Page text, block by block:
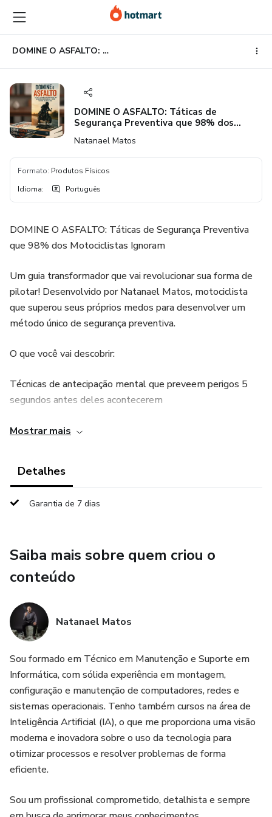
para
o
conteúdo
principal
para
o
pagamento
para
o
rodapé
DOMINE O ASFALTO: Táticas de Segurança Preventiva que 98% dos Motociclistas Ignoram - E Como Isso Pode Salvar Sua Vida
DOMINE O ASFALTO: Táticas de
Segurança Preventiva que 98% dos
Salvar Sua Vida
Natanael Matos
Formato: Produtos Físicos
Idioma: Português
DOMINE O ASFALTO: Táticas de Segurança Preventiva
que 98% dos Motociclistas Ignoram
Um guia transformador que vai revolucionar sua forma de
pilotar! Desenvolvido por Natanael Matos, motociclista
que superou seus próprios medos para desenvolver um
método único de segurança preventiva.
O que você vai descobrir:
Técnicas de antecipação mental que preveem perigos 5
segundos antes deles acontecerem
O segredo da leitura do trânsito para identificar riscos
Métodos de conexão homem-máquina que transformam a
Diferenciais exclusivos:
Baseado na experiência real de quem entende o medo e a
vulnerabilidade do motociclista
Táticas comprovadas que evitam 94% dos acidentes mais
comuns
Linguagem clara e acessível para pilotos de todos os níveis
Exercícios práticos que podem ser aplicados
imediatamente
Para quem é este ebook:
Motociclistas que desejam pilotar com mais segurança e
Mostrar mais
Detalhes
Garantia de 7 dias
Saiba mais sobre quem criou o
conteúdo
Natanael Matos
Sou formado em Técnico em Manutenção e Suporte em
Informática, com sólida experiência em montagem,
configuração e manutenção de computadores, redes e
sistemas operacionais. Tenho também cursos na área de
Inteligência Artificial (IA), o que me proporciona uma visão
moderna e inovadora sobre o uso da tecnologia para
otimizar processos e resolver problemas de forma
eficiente.
Sou um profissional comprometido, detalhista e sempre